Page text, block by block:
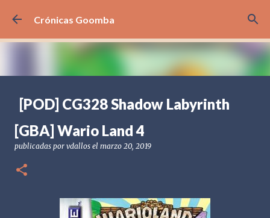
Ir al contenido principal
Crónicas Goomba
[POD] CG328 Shadow Labyrinth
[PS5] PLAYSTATION 5
[GBA] Wario Land 4
publicadas por vdallos el marzo 20, 2019